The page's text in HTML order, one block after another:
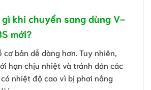
khi chuyển sang dùng V-
mới?
bản dễ dàng hơn. Tuy nhiên,
hạn chịu nhiệt và tránh dán các
nhiệt độ cao vì bị phơi nắng